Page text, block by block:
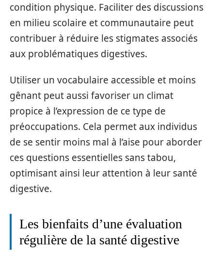
condition physique. Faciliter des discussions
en milieu scolaire et communautaire peut
contribuer à réduire les stigmates associés
aux problématiques digestives.
Utiliser un vocabulaire accessible et moins
gênant peut aussi favoriser un climat
propice à l’expression de ce type de
préoccupations. Cela permet aux individus
de se sentir moins mal à l’aise pour aborder
ces questions essentielles sans tabou,
optimisant ainsi leur attention à leur santé
digestive.
Les bienfaits d’une évaluation
régulière de la santé digestive